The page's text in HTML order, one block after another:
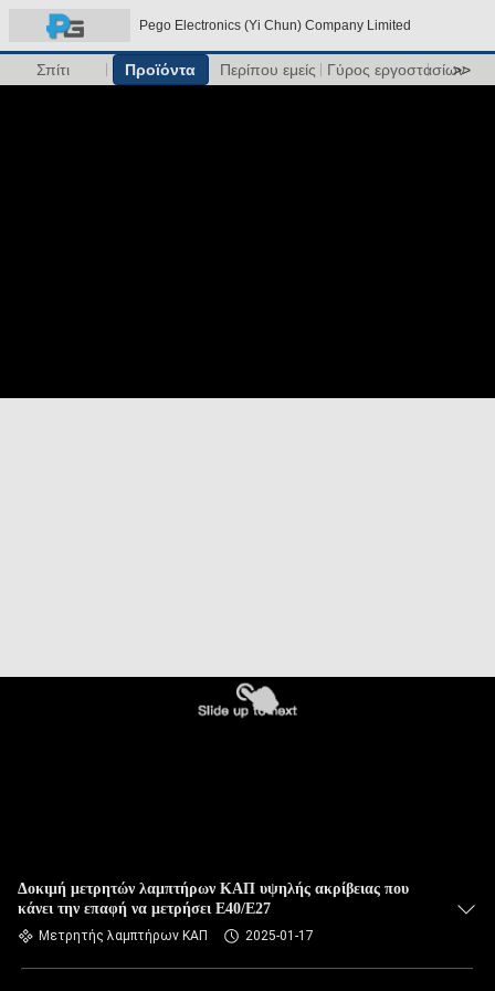
Pego Electronics (Yi Chun) Company Limited
Σπίτι Προϊόντα Περίπου εμείς Γύρος εργοστασίων
>>
Δοκιμή μετρητών λαμπτήρων ΚΑΠ υψηλής ακρίβειας που
κάνει την επαφή να μετρήσει E40/E27
Μετρητής λαμπτήρων ΚΑΠ 2025-01-17